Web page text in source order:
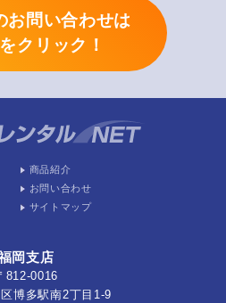
お問い合わせは
クリック！
商品紹介
お問い合わせ
サイトマップ
岡支店
812-0016
博多駅南2丁目1-9